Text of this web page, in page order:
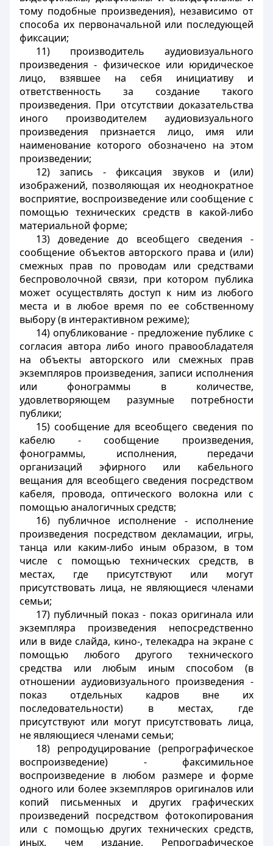
тому подобные произведения), независимо от
способа их первоначальной или последующей
фиксации;
11) производитель аудиовизуального
произведения - физическое или юридическое
лицо, взявшее на себя инициативу и
ответственность за создание такого
произведения. При отсутствии доказательства
иного производителем аудиовизуального
произведения признается лицо, имя или
наименование которого обозначено на этом
произведении;
12) запись - фиксация звуков и (или)
изображений, позволяющая их неоднократное
восприятие, воспроизведение или сообщение с
помощью технических средств в какой-либо
материальной форме;
13) доведение до всеобщего сведения -
сообщение объектов авторского права и (или)
смежных прав по проводам или средствами
беспроволочной связи, при котором публика
может осуществлять доступ к ним из любого
места и в любое время по ее собственному
выбору (в интерактивном режиме);
14) опубликование - предложение публике с
согласия автора либо иного правообладателя
на объекты авторского или смежных прав
экземпляров произведения, записи исполнения
или фонограммы в количестве,
удовлетворяющем разумные потребности
публики;
15) сообщение для всеобщего сведения по
кабелю - сообщение произведения,
фонограммы, исполнения, передачи
организаций эфирного или кабельного
вещания для всеобщего сведения посредством
кабеля, провода, оптического волокна или с
помощью аналогичных средств;
16) публичное исполнение - исполнение
произведения посредством декламации, игры,
танца или каким-либо иным образом, в том
числе с помощью технических средств, в
местах, где присутствуют или могут
присутствовать лица, не являющиеся членами
семьи;
17) публичный показ - показ оригинала или
экземпляра произведения непосредственно
или в виде слайда, кино-, телекадра на экране с
помощью любого другого технического
средства или любым иным способом (в
отношении аудиовизуального произведения -
показ отдельных кадров вне их
последовательности) в местах, где
присутствуют или могут присутствовать лица,
не являющиеся членами семьи;
18) репродуцирование (репрографическое
воспроизведение) - факсимильное
воспроизведение в любом размере и форме
одного или более экземпляров оригиналов или
копий письменных и других графических
произведений посредством фотокопирования
или с помощью других технических средств,
иных, чем издание. Репрографическое